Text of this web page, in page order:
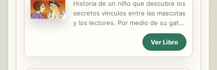
vuelta de la esquina."--Publisher.
Historia de un niño que descubre los
secretos vínculos entre las mascotas
y los lectores. Por medio de su gato
consigue vincularse con su papá y el
entorno, surgiendo así su interés por
Ver Libro